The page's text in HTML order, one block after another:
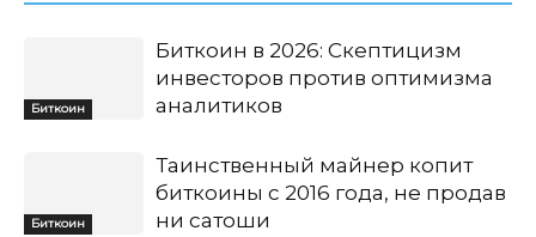
Биткоин
Биткоин в 2026: Скептицизм
инвесторов против оптимизма
аналитиков
Биткоин
Таинственный майнер копит
биткоины с 2016 года, не продав
ни сатоши